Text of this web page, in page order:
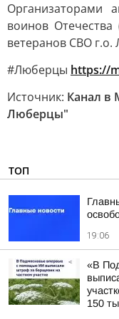
Организаторами
воинов
ветеранов СВО
#Люберцы https://
Источник: Канал в
Люберцы"
ТОП
19:06
«В
150